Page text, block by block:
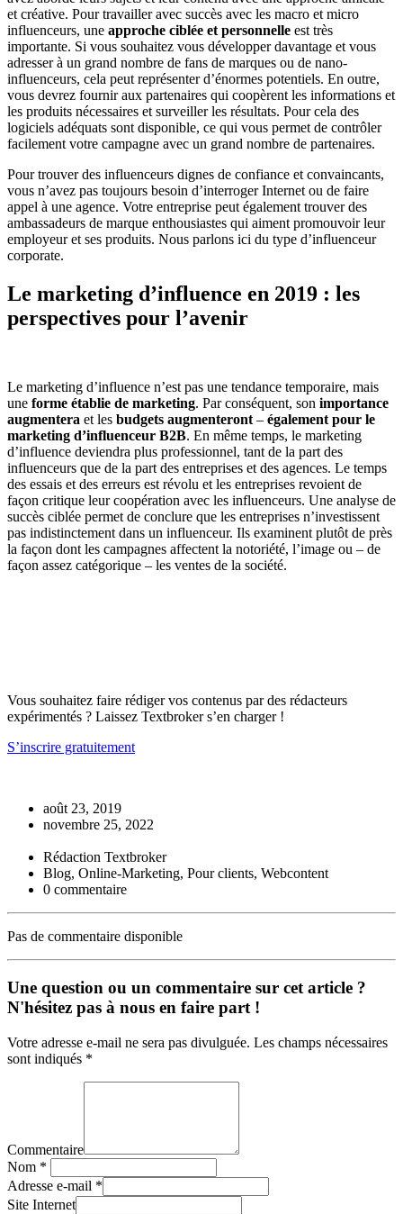
et créative. Pour travailler avec succès avec les macro et micro
influenceurs, une approche ciblée et personnelle est très
importante. Si vous souhaitez vous développer davantage et vous
adresser à un grand nombre de fans de marques ou de nano-
influenceurs, cela peut représenter d’énormes potentiels. En outre,
vous devrez fournir aux partenaires qui coopèrent les informations et
les produits nécessaires et surveiller les résultats. Pour cela des
logiciels adéquats sont disponible, ce qui vous permet de contrôler
facilement votre campagne avec un grand nombre de partenaires.
Pour trouver des influenceurs dignes de confiance et convaincants,
vous n’avez pas toujours besoin d’interroger Internet ou de faire
appel à une agence. Votre entreprise peut également trouver des
ambassadeurs de marque enthousiastes qui aiment promouvoir leur
employeur et ses produits. Nous parlons ici du type d’influenceur
corporate.
Le marketing d’influence en 2019 : les
perspectives pour l’avenir
Le marketing d’influence n’est pas une tendance temporaire, mais
une forme établie de marketing. Par conséquent, son importance
augmentera et les budgets augmenteront – également pour le
marketing d’influenceur B2B. En même temps, le marketing
d’influence deviendra plus professionnel, tant de la part des
influenceurs que de la part des entreprises et des agences. Le temps
des essais et des erreurs est révolu et les entreprises revoient de
façon critique leur coopération avec les influenceurs. Une analyse de
succès ciblée permet de conclure que les entreprises n’investissent
pas indistinctement dans un influenceur. Ils examinent plutôt de près
la façon dont les campagnes affectent la notoriété, l’image ou – de
façon assez catégorique – les ventes de la société.
Vous souhaitez faire rédiger vos contenus par des rédacteurs
expérimentés ? Laissez Textbroker s’en charger !
S’inscrire gratuitement
août 23, 2019
novembre 25, 2022
Rédaction Textbroker
Blog, Online-Marketing, Pour clients, Webcontent
0 commentaire
Pas de commentaire disponible
Une question ou un commentaire sur cet article ?
N'hésitez pas à nous en faire part !
Votre adresse e-mail ne sera pas divulguée. Les champs nécessaires
sont indiqués *
Commentaire
Nom *
Adresse e-mail *
Site Internet